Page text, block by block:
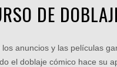
DE
los anuncios y las películas
el doblaje cómico hace su